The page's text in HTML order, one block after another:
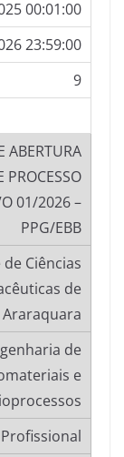
00:01:00
23:59:00
9
ABERTURA
PROCESSO
01/2026 –
PPG/EBB
Ciências
de
Araraquara
de
e